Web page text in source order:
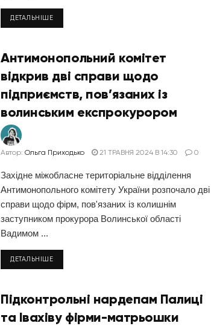
ДЕТАЛЬНІШЕ
Антимонопольний комітет
відкрив дві справи щодо
підприємств, пов’язаних із
волинським експрокурором
Автор: Ольга Приходько 21 ТРАВНЯ 2024 В 14:30 0
Західне міжобласне територіальне відділення
Антимонопольного комітету України розпочало дві
справи щодо фірм, пов'язаних із колишнім
заступником прокурора Волинської області
Вадимом ...
ДЕТАЛЬНІШЕ
Підконтрольні нардепам Палиці
та Івахіву фірми-матрьошки